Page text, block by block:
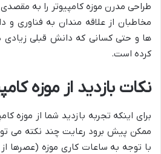
طراحی مدرن موزه کامپیوتر را به
مخاطبان از علاقه مندان به فناوری و
ها و حتی کسانی که دانش قبلی زیادی
کرده است.
نکات بازدید از موزه
برای اینکه تجربه بازدید شما از موزه
ممکن پیش برود رعایت چند نکته می
با توجه به ساعات کاری موزه (عصرها